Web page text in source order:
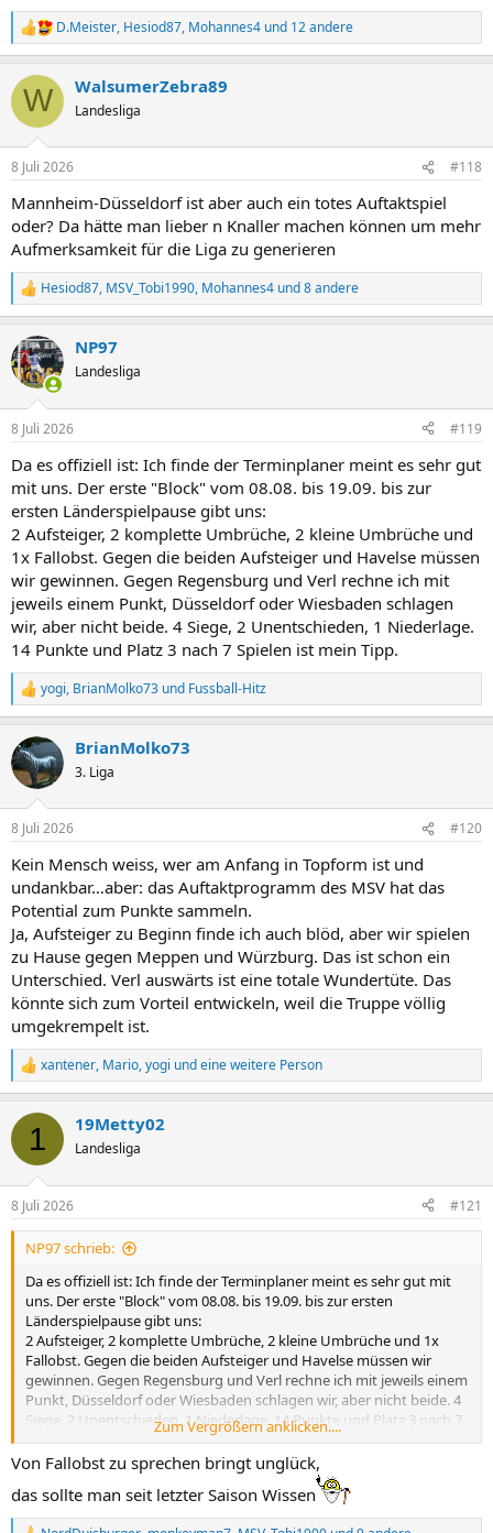
R
e
k
i
n
e
:
D.Meister, Hesiod87, Mohannes4 und 12 andere
W WalsumerZebra89
Landesliga
8 Juli 2026 #118
Mannheim-Düsseldorf ist aber auch ein totes Auftaktspiel
oder? Da hätte man lieber n Knaller machen können um mehr
Aufmerksamkeit für die Liga zu generieren
R
e
k
t
i
e
:
Hesiod87, MSV_Tobi1990, Mohannes4 und 8 andere
NP97
Landesliga
8 Juli 2026 #119
Da es offiziell ist: Ich finde der Terminplaner meint es sehr gut
mit uns. Der erste "Block" vom 08.08. bis 19.09. bis zur
ersten Länderspielpause gibt uns:
2 Aufsteiger, 2 komplette Umbrüche, 2 kleine Umbrüche und
1x Fallobst. Gegen die beiden Aufsteiger und Havelse müssen
wir gewinnen. Gegen Regensburg und Verl rechne ich mit
jeweils einem Punkt, Düsseldorf oder Wiesbaden schlagen
wir, aber nicht beide. 4 Siege, 2 Unentschieden, 1 Niederlage.
14 Punkte und Platz 3 nach 7 Spielen ist mein Tipp.
R
e
k
t
i
n
e
:
yogi, BrianMolko73 und Fussball-Hitz
BrianMolko73
3. Liga
8 Juli 2026 #120
Kein Mensch weiss, wer am Anfang in Topform ist und
undankbar…aber: das Auftaktprogramm des MSV hat das
Potential zum Punkte sammeln.
Ja, Aufsteiger zu Beginn finde ich auch blöd, aber wir spielen
zu Hause gegen Meppen und Würzburg. Das ist schon ein
Unterschied. Verl auswärts ist eine totale Wundertüte. Das
könnte sich zum Vorteil entwickeln, weil die Truppe völlig
umgekrempelt ist.
R
e
k
i
e
n
xantener, Mario,yogi und eine weitere Person
1 19Metty02
Landesliga
8 Juli 2026 #121
NP97 schrieb:
Da es offiziell ist: Ich finde der Terminplaner meint es sehr gut mit
uns. Der erste "Block" vom 08.08. bis 19.09. bis zur ersten
Länderspielpause gibt uns:
2 Aufsteiger, 2 komplette Umbrüche, 2 kleine Umbrüche und 1x
Fallobst. Gegen die beiden Aufsteiger und Havelse müssen wir
gewinnen. Gegen Regensburg und Verl rechne ich mit jeweils einem
Punkt, Düsseldorf oder Wiesbaden schlagen wir, aber nicht beide. 4
Siege, 2 Unentschieden, 1 Niederlage. 14 Punkte und Platz 3 nach 7
Spielen ist mein Tipp.
Zum Vergrößern anklicken....
Von Fallobst zu sprechen bringt unglück,
das sollte man seit letzter Saison Wissen